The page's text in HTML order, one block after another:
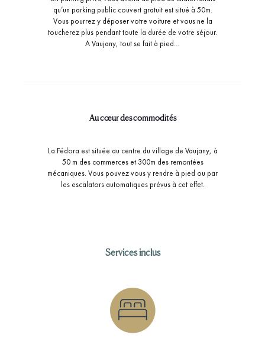
qu’un parking public couvert gratuit est situé à 50m.
Vous pourrez y déposer votre voiture et vous ne la
toucherez plus pendant toute la durée de votre séjour.
A Vaujany, tout se fait à pied…
Au cœur des commodités
La Fédora est située au centre du village de Vaujany, à
50 m des commerces et 300m des remontées
mécaniques. Vous pouvez vous y rendre à pied ou par
les escalators automatiques prévus à cet effet.
Services inclus